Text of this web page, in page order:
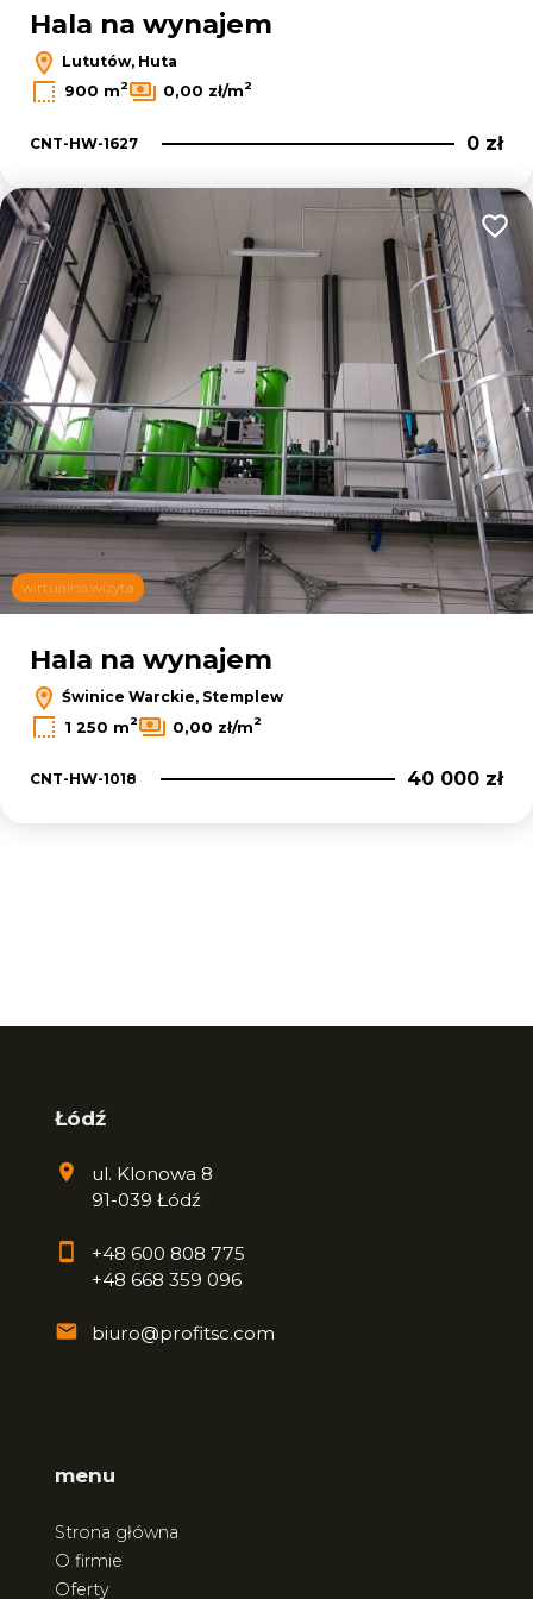
Hala na wynajem
Lututów, Huta
900 m2 0,00 zł/m2
CNT-HW-1627 0 zł
wirtualna.wizyta
Hala na wynajem
Świnice Warckie, Stemplew
1 250 m2 0,00 zł/m2
CNT-HW-1018 40 000 zł
Łódź
ul. Klonowa 8
91-039 Łódź
+48 600 808 775
+48 668 359 096
biuro@profitsc.com
menu
Strona główna
O firmie
Oferty